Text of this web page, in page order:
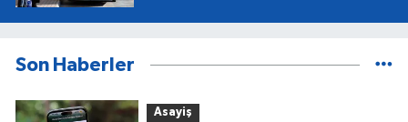
Son Haberler
Asayiş